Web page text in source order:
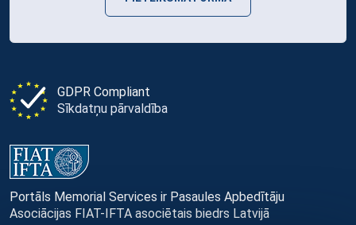
GDPR Compliant
Sīkdatņu pārvaldība
Portāls Memorial Services ir Pasaules Apbedītāju
Asociācijas FIAT-IFTA asociētais biedrs Latvijā